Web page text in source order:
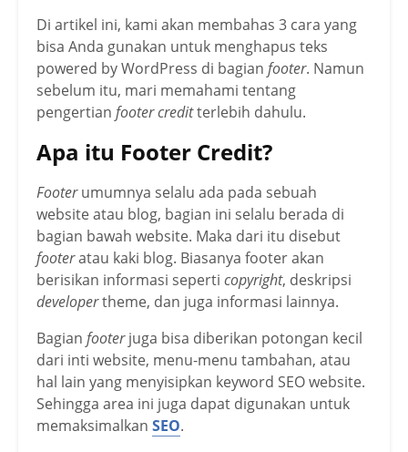
Di artikel ini, kami akan membahas 3 cara yang
bisa Anda gunakan untuk menghapus teks
powered by WordPress di bagian footer. Namun
sebelum itu, mari memahami tentang
pengertian footer creditterlebih dahulu.
Apa itu Footer Credit?
Footerumumnya selalu ada pada sebuah
website atau blog, bagian ini selalu berada di
bagian bawah website. Maka dari itu disebut
footeratau kaki blog. Biasanya footer akan
berisikan informasi seperti copyright, deskripsi
developertheme, dan juga informasi lainnya.
Bagian footerjuga bisa diberikan potongan kecil
dari inti website, menu-menu tambahan, atau
hal lain yang menyisipkan keyword SEO website.
Sehingga area ini juga dapat digunakan untuk
memaksimalkan SEO.